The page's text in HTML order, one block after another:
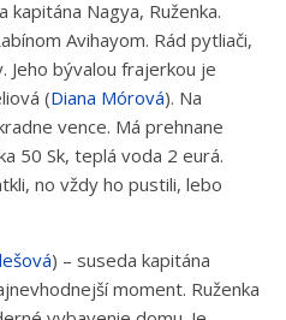
Nagya, Ruženka.
Avihayom. Rád pytliači,
Jeho bývalou frajerkou je
(Diana Mórová). Na
vence. Má prehnane
50 Sk, teplá voda 2 eurá.
no vždy ho pustili, lebo
) – suseda kapitána
moment. Ruženka